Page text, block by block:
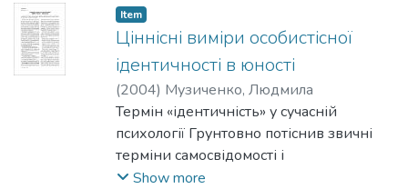
архетипічного циклу досвіду
використовує метафору зодіакального
кола, яка має глибоку архетипічну
символіку й активно вживається в
езотериці та астрології.
Item
Ціннісні виміри особистісної
ідентичності в юності
(2004) Музиченко, Людмила
Термін «ідентичність» у сучасній
психології Грунтовно потіснив звичні
терміни самосвідомості і
самовизначення. У статті розкрито
Show more